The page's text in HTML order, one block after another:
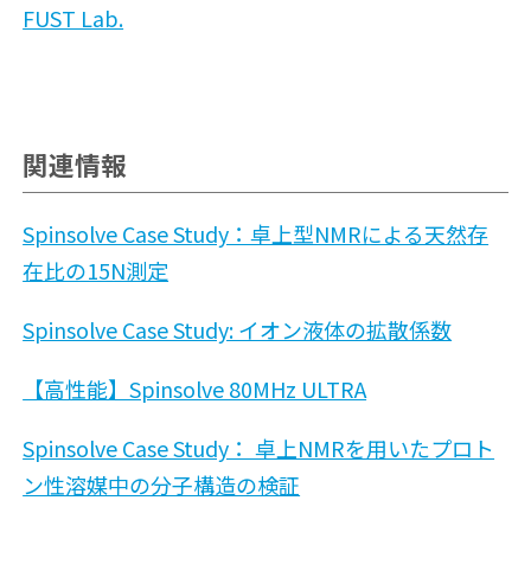
FUST Lab.
関連情報
Spinsolve Case Study：卓上型NMRによる天然存
在比の15N測定
Spinsolve Case Study: イオン液体の拡散係数
【高性能】Spinsolve 80MHz ULTRA
Spinsolve Case Study： 卓上NMRを用いたプロト
ン性溶媒中の分子構造の検証